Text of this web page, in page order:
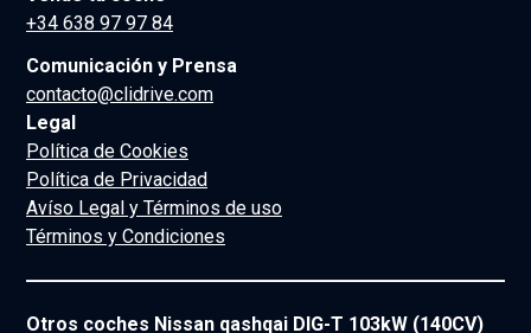
+34 638 97 97 84
Comunicación y Prensa
contacto@clidrive.com
Legal
Política de Cookies
Política de Privacidad
Avíso Legal y Términos de uso
Términos y Condiciones
Otros coches Nissan qashqai DIG-T 103kW (140CV)